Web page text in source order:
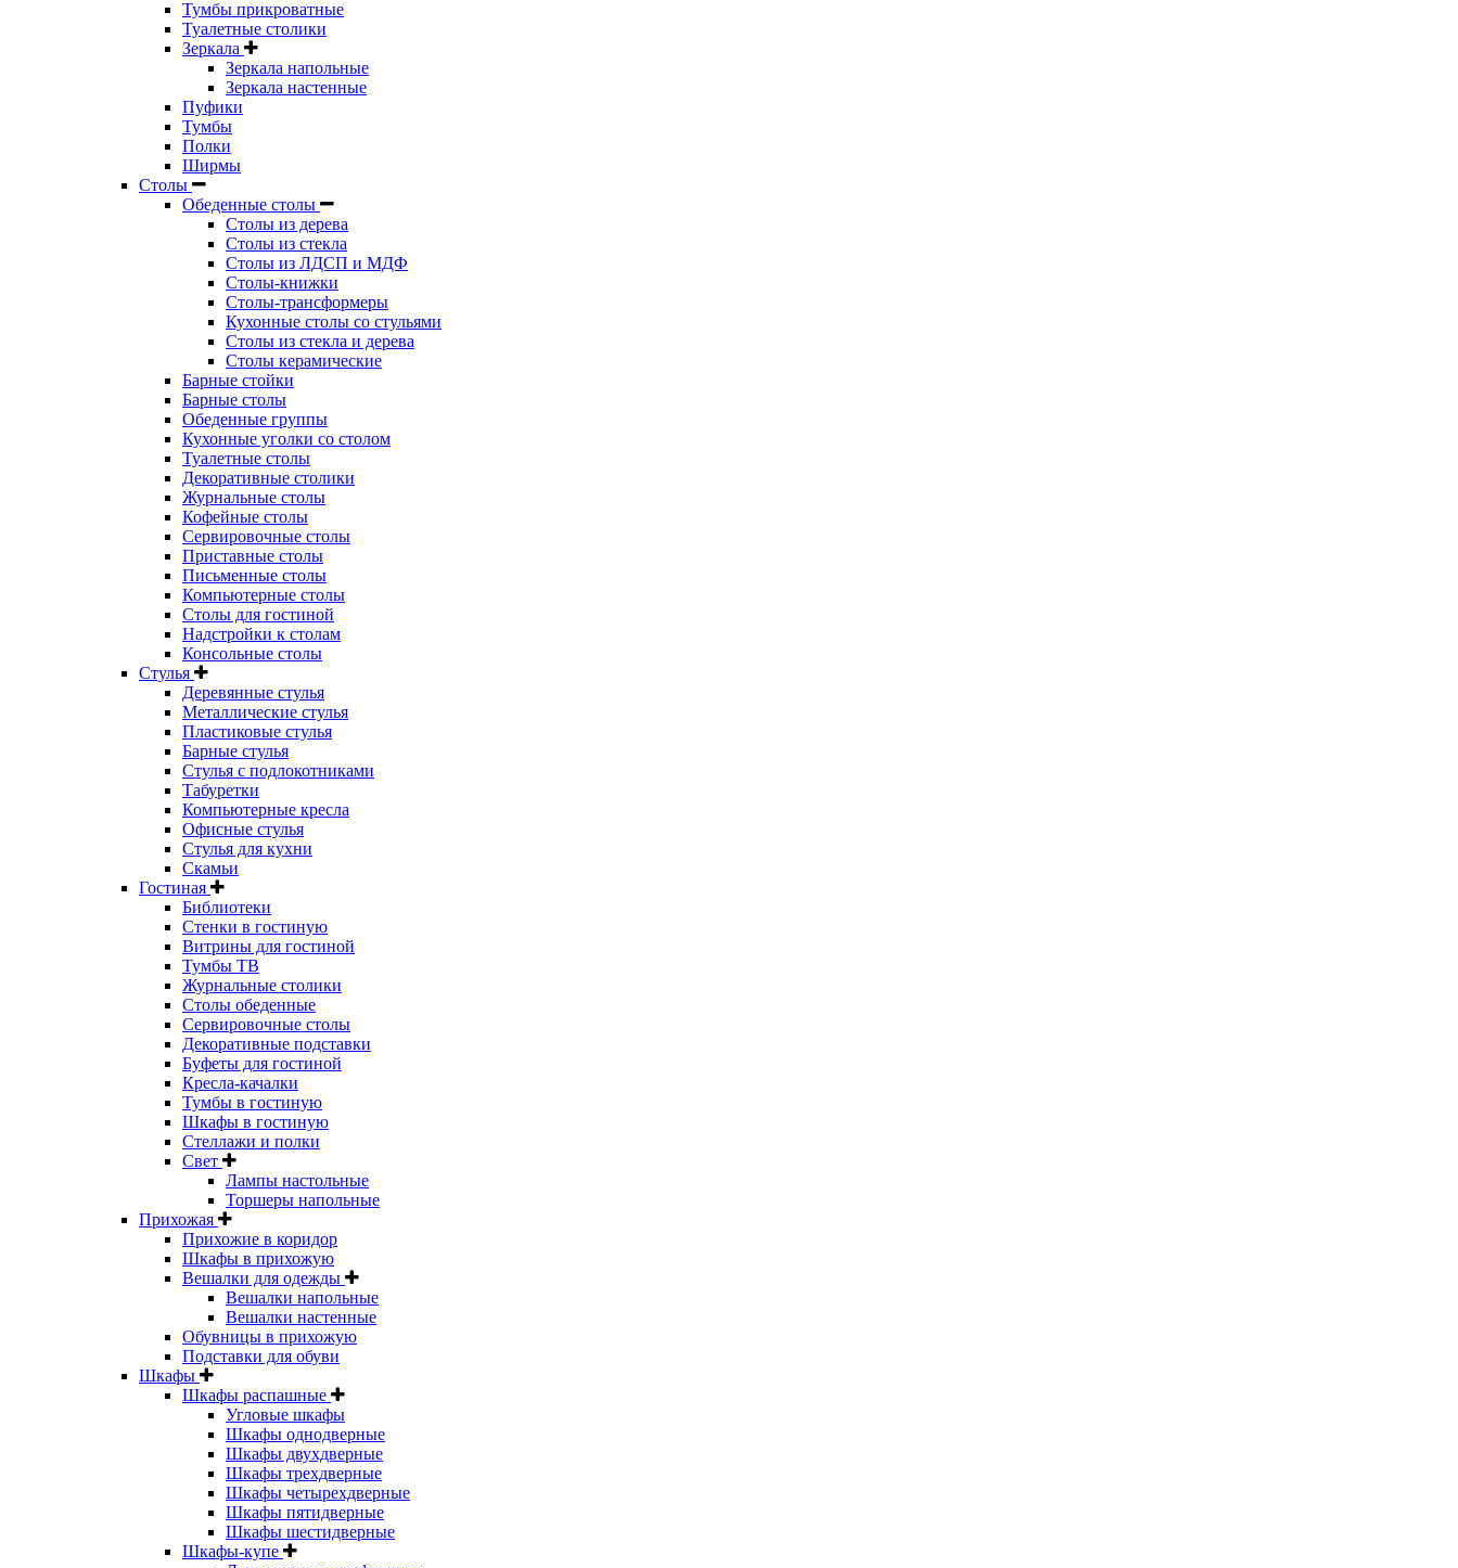
Тумбы прикроватные
Туалетные столики
Зеркала
Зеркала напольные
Зеркала настенные
Пуфики
Тумбы
Полки
Ширмы
Столы
Обеденные столы
Столы из дерева
Столы из стекла
Столы из ЛДСП и МДФ
Столы-книжки
Столы-трансформеры
Кухонные столы со стульями
Столы из стекла и дерева
Столы керамические
Барные стойки
Барные столы
Обеденные группы
Кухонные уголки со столом
Туалетные столы
Декоративные столики
Журнальные столы
Кофейные столы
Сервировочные столы
Приставные столы
Письменные столы
Компьютерные столы
Столы для гостиной
Надстройки к столам
Консольные столы
Стулья
Деревянные стулья
Металлические стулья
Пластиковые стулья
Барные стулья
Стулья с подлокотниками
Табуретки
Компьютерные кресла
Офисные стулья
Стулья для кухни
Скамьи
Гостиная
Библиотеки
Стенки в гостиную
Витрины для гостиной
Тумбы ТВ
Журнальные столики
Столы обеденные
Сервировочные столы
Декоративные подставки
Буфеты для гостиной
Кресла-качалки
Тумбы в гостиную
Шкафы в гостиную
Стеллажи и полки
Свет
Лампы настольные
Торшеры напольные
Прихожая
Прихожие в коридор
Шкафы в прихожую
Вешалки для одежды
Вешалки напольные
Вешалки настенные
Обувницы в прихожую
Подставки для обуви
Шкафы
Шкафы распашные
Угловые шкафы
Шкафы однодверные
Шкафы двухдверные
Шкафы трехдверные
Шкафы четырехдверные
Шкафы пятидверные
Шкафы шестидверные
Шкафы-купе